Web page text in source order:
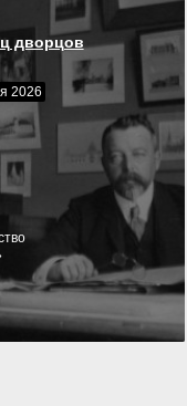
дворцов
2026